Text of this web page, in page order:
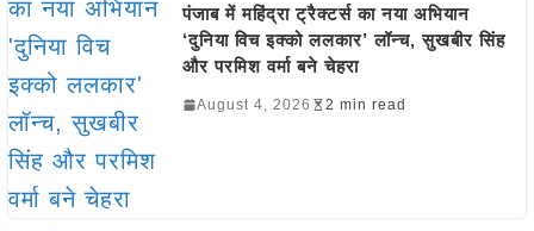
पंजाब में महिंद्रा ट्रैक्टर्स का नया अभियान
‘दुनिया विच इक्को ललकार’ लॉन्च, सुखबीर सिंह
और परमिश वर्मा बने चेहरा
August 4, 2026 2 min read